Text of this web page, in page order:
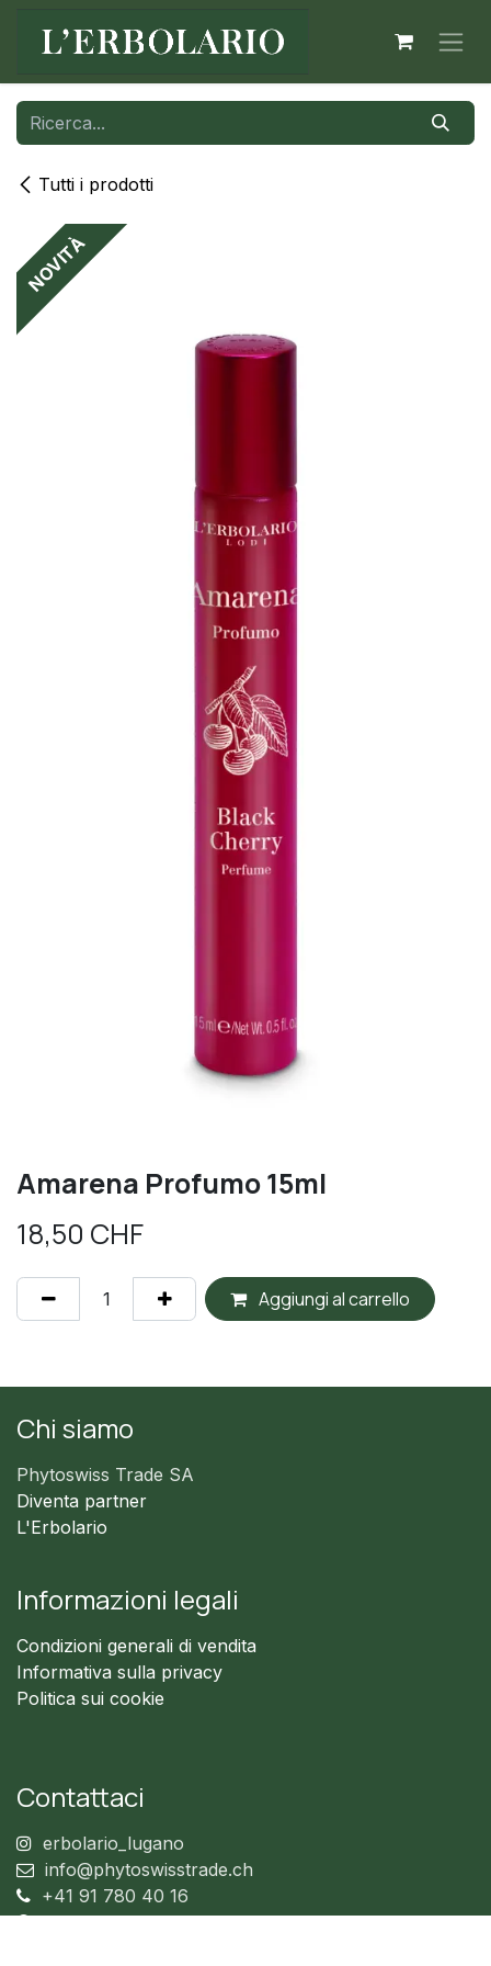
Tutti i prodotti
NOVITÀ
Amarena Profumo 15ml
18,50 CHF
Aggiungi al carrello
Chi siamo
Phytoswiss Trade SA
Diventa partner
L'Erbolario
Informazioni legali
Condizioni generali di vendita
Informativa sulla privacy
Politica sui cookie
Contattaci
erbolario_lugano
info@phytoswisstrade.ch
+41 91 780 40 16
+41 76 026 54 80